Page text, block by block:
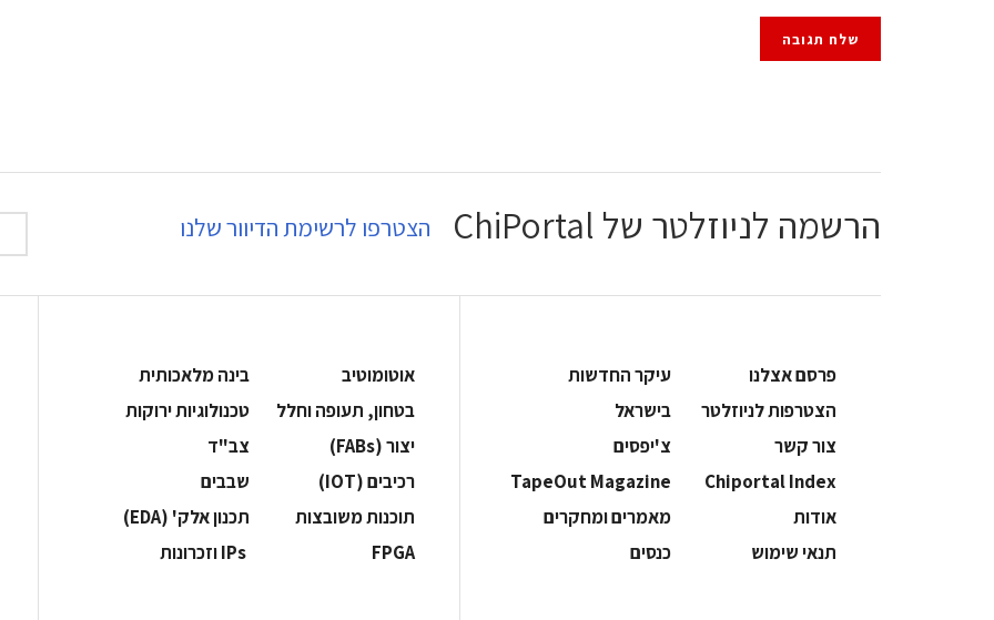
הרשמה לניוזלטר של ChiPortal הצטרפו לרשימת הדיוור שלנו
פרסם אצלנו
עיקר החדשות
הצטרפות לניוזלטר
בישראל
צור קשר
צ'יפסים
Chiportal Index
TapeOut Magazine
אודות
מאמרים ומחקרים
תנאי שימוש
כנסים
אוטומוטיב
בינה מלאכותית
בטחון, תעופה וחלל
‫טכנולוגיות ירוקות‬
‫יצור (‪(FABs‬‬
‫צב"ד‬
‫רכיבים‬ (IOT)
‫שבבים‬
‫תוכנות משובצות‬
‫תכנון אלק' (‪(EDA‬‬
‫‪FPGA‬‬
‫ ‪וזכרונות IPs‬‬